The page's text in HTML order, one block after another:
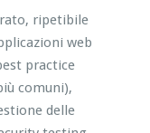
ripetibile
web
practice
comuni),
delle